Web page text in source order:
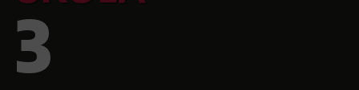
3